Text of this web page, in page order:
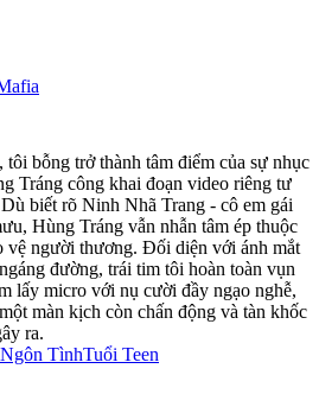
bỗng trở thành tâm điểm của sự nhục
Tráng công khai đoạn video riêng tư
biết rõ Ninh Nhã Trang - cô em gái
Hùng Tráng vẫn nhẫn tâm ép thuộc
vệ người thương. Đối diện với ánh mắt
đường, trái tim tôi hoàn toàn vụn
lấy micro với nụ cười đầy ngạo nghễ,
màn kịch còn chấn động và tàn khốc
ra.
Ngôn TìnhTuổi Teen